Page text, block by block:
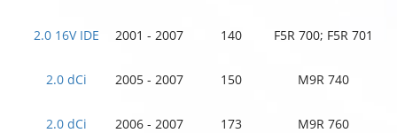
2.0 16V IDE 2001 - 2007 140 F5R 700; F5R 701
2.0 dCi 2005 - 2007 150 M9R 740
2.0 dCi 2006 - 2007 173 M9R 760